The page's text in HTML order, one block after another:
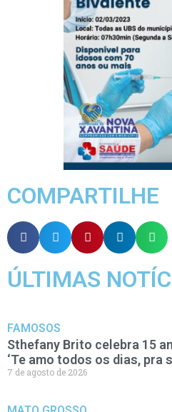
COMPARTILHE
ÚLTIMAS
FAMOSOS
Sthefany Brito celebra 15
‘Te amo todos os dias, pra
7 de agosto de 2026